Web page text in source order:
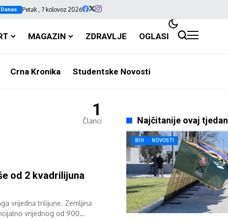
Danas Petak , 7 kolovoz 2026
MAGAZIN ZDRAVLJE OGLASI
Crna Kronika Studentske Novosti
1
Članci
od 2 kvadrilijuna
vrijedna trilijune. Zemljina
vrijednog od 900
Najčitanije ovaj tjedan
BIH NOVOSTI